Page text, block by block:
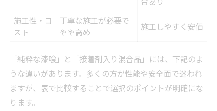
施工性・コ
スト
丁寧な施工が必要で
やや高め
施工しやすく安価
「純粋な漆喰」と「接着剤入り混合品」には、下記のよ
うな違いがあります。多くの方が性能や安全面で迷われ
ますが、表で比較することで選択のポイントが明確にな
ります。